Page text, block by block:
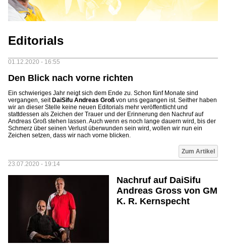
Editorials
01.12.2020 - 16:55
Den Blick nach vorne richten
Ein schwieriges Jahr neigt sich dem Ende zu. Schon fünf Monate sind
vergangen, seit DaiSifu Andreas Groß von uns gegangen ist. Seither haben
wir an dieser Stelle keine neuen Editorials mehr veröffentlicht und
stattdessen als Zeichen der Trauer und der Erinnerung den Nachruf auf
Andreas Groß stehen lassen. Auch wenn es noch lange dauern wird, bis der
Schmerz über seinen Verlust überwunden sein wird, wollen wir nun ein
Zeichen setzen, dass wir nach vorne blicken.
Zum Artikel
23.07.2020 - 19:14
Nachruf auf DaiSifu
Andreas Gross von GM
K. R. Kernspecht